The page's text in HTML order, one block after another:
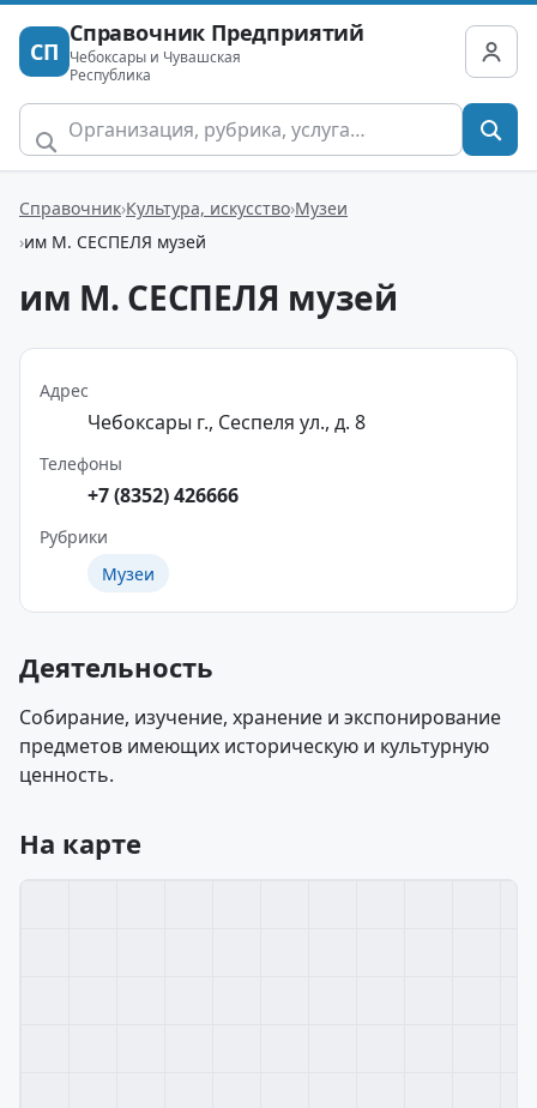
СП
Справочник Предприятий
Чебоксары и Чувашская
Республика
Справочник Культура, искусство Музеи
им М. СЕСПЕЛЯ музей
им М. СЕСПЕЛЯ музей
Адрес
Чебоксары г., Сеспеля ул., д. 8
Телефоны
+7 (8352) 426666
Рубрики
Музеи
Деятельность
Собирание, изучение, хранение и экспонирование
предметов имеющих историческую и культурную
ценность.
На карте